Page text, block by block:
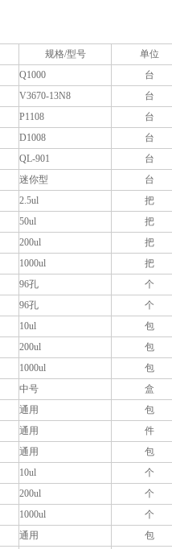
规格/型号 单位
Q1000 台
V3670-13N8 台
P1108 台
D1008 台
QL-901 台
迷你型 台
2.5ul 把
50ul 把
200ul 把
1000ul 把
96孔 个
96孔 个
10ul 包
200ul 包
1000ul 包
中号 盒
通用 包
通用 件
通用 包
10ul 个
200ul 个
1000ul 个
通用 包